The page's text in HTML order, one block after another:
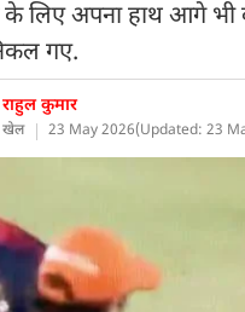
के लिए अपना हाथ आगे
गए.
राहुल कुमार
खेल 23 May 2026(Updated: 23